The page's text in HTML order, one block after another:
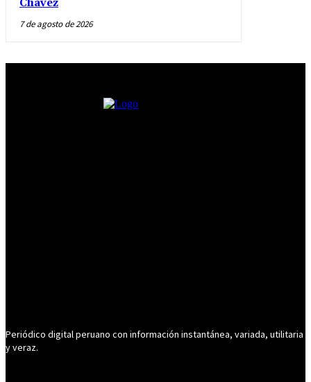
Chávez
7 de agosto de 2026
Periódico digital peruano con información instantánea, variada, utilitaria
y veraz.